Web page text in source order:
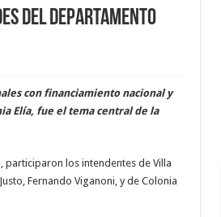
del departamento
con financiamiento nacional y
Elía, fue el tema central de la
los intendentes de Villa
Fernando Viganoni, y de Colonia